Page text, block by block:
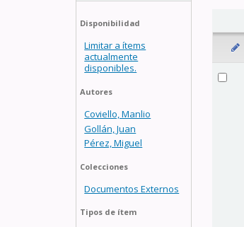
Disponibilidad
Limitar a ítems
actualmente
disponibles.
Autores
Coviello, Manlio
Gollán, Juan
Pérez, Miguel
Colecciones
Documentos Externos
Tipos de ítem